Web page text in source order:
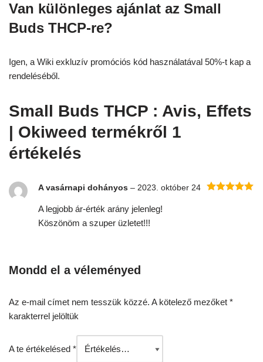
Van különleges ajánlat az Small
Buds THCP-re?
Igen, a Wiki exkluzív promóciós kód használatával 50%-t kap a
rendeléséből.
Small Buds THCP : Avis, Effets
| Okiweed termékről 1
értékelés
A vasárnapi dohányos – 2023. október 24
A legjobb ár-érték arány jelenleg!
Köszönöm a szuper üzletet!!!
Mondd el a véleményed
Az e-mail címet nem tesszük közzé. A kötelező mezőket *
karakterrel jelöltük
A te értékelésed *